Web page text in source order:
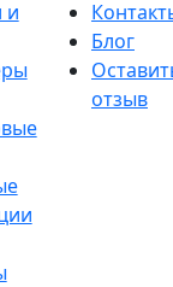
и
Блог
отзыв